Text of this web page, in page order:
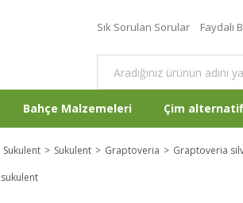
Sık Sorulan Sorular Faydalı
Bahçe Malzemeleri Çim
Sukulent Sukulent Graptoveria Graptoveria